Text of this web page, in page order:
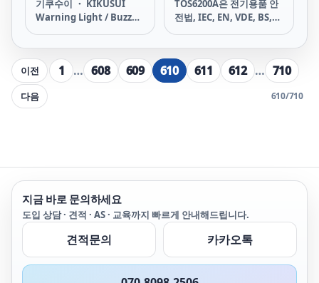
기쿠수이 ・ KIKUSUI
Warning Light / Buzzer
Light / Buzzer 라인 업 모
델 사양 PL01-TOS
TOS5000A, TOS8870A용
경고등 장치 PL02-TOS 경
고등 장치（TOS9200、
TOS6200A은 전기용품 안
전법, IEC, EN, VDE, BS,
접지 도통시험을 실시하기
위한 시험기입니다.신개발
의 고효율 전원에 의해
150VA의 높은 출력 을 달성
급이 가능하므로, 생산 라
인에 있어서 자동시험 시스
이전 1 … 608 609 610 611 612 … 710
다음 610/710
지금 바로 문의하세요
도입 상담 · 견적 · AS · 교육까지 빠르게 안내해드립니다.
견적문의 카카오톡